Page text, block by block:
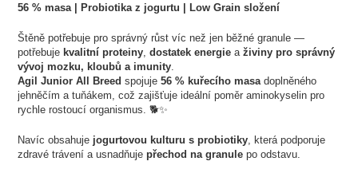
56 % masa | Probiotika z jogurtu | Low Grain složení
Štěně potřebuje pro správný růst víc než jen běžné granule —
potřebuje kvalitní proteiny,dostatek energie aživiny pro správný
vývoj mozku, kloubů a imunity.
Agil Junior All Breed spojuje56 % kuřecího masadoplněného
jehněčím a tuňákem, což zajišťuje ideální poměr aminokyselin pro
rychle rostoucí organismus. 🐕✨
Navíc obsahuje jogurtovou kulturu s probiotiky, která podporuje
zdravé trávení a usnadňujepřechod na granule po odstavu.